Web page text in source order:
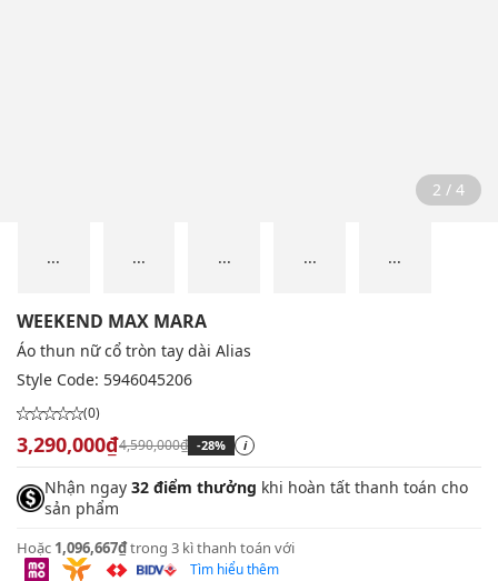
2 / 4
... ... ... ... ...
WEEKEND MAX MARA
Áo thun nữ cổ tròn tay dài Alias
Style Code: 5946045206
(0)
3,290,000₫4,590,000₫ -28% i
Nhận ngay 32 điểm thưởng khi hoàn tất thanh toán cho
sản phẩm
Hoặc 1,096,667₫trong 3 kì thanh toán với
Tìm hiểu thêm